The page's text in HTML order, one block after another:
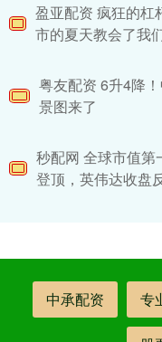
盈亚配资 疯狂的杠
市的夏天教会了我
粤友配资 6升4降
景图来了
秒配网 全球市值第
登顶，英伟达收盘
中承配资 专